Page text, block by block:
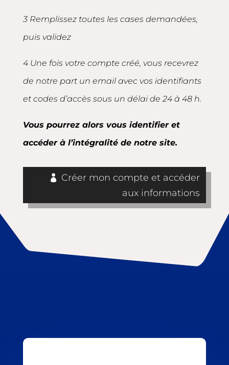
3 Remplissez toutes les cases demandées,
puis validez
4 Une fois votre compte créé, vous recevrez
de notre part un email avec vos identifiants
et codes d’accès sous un délai de 24 à 48 h.
Vous pourrez alors vous identifier et
accéder à l’intégralité de notre site.
Créer mon compte et accéder
aux informations